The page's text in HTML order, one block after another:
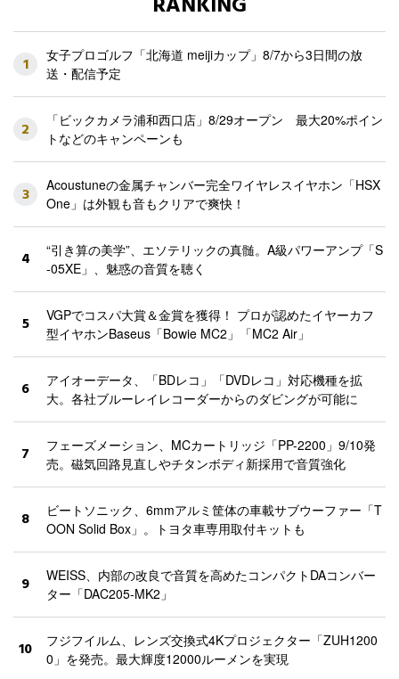
1
女子プロゴルフ「北海道 meijiカップ」8/7から3日間の放
送・配信予定
2
「ビックカメラ浦和西口店」8/29オープン 最大20%ポイン
トなどのキャンペーンも
3
Acoustuneの金属チャンバー完全ワイヤレスイヤホン「HSX
One」は外観も音もクリアで爽快！
4
“引き算の美学”、エソテリックの真髄。A級パワーアンプ「S
-05XE」、魅惑の音質を聴く
5
VGPでコスパ大賞＆金賞を獲得！ プロが認めたイヤーカフ
型イヤホンBaseus「Bowie MC2」「MC2 Air」
6
アイオーデータ、「BDレコ」「DVDレコ」対応機種を拡
大。各社ブルーレイレコーダーからのダビングが可能に
7
フェーズメーション、MCカートリッジ「PP-2200」9/10発
売。磁気回路見直しやチタンボディ新採用で音質強化
8
ビートソニック、6mmアルミ筐体の車載サブウーファー「T
OON Solid Box」。トヨタ車専用取付キットも
9
WEISS、内部の改良で音質を高めたコンパクトDAコンバー
ター「DAC205-MK2」
10
フジフイルム、レンズ交換式4Kプロジェクター「ZUH1200
0」を発売。最大輝度12000ルーメンを実現